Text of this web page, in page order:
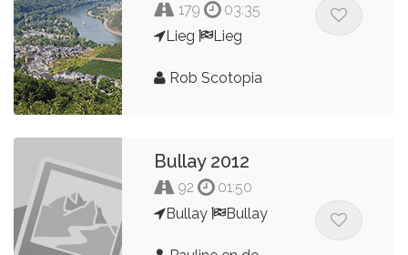
179
03:35
Lieg
Lieg
Rob Scotopia
Bullay 2012
92
01:50
Bullay
Bullay